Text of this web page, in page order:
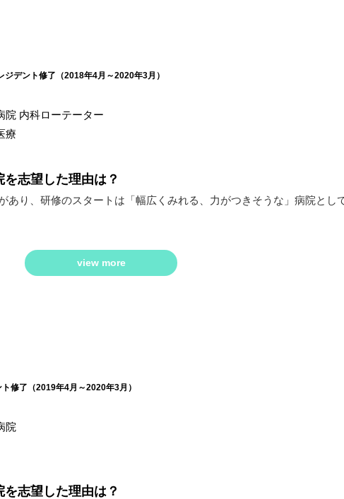
ジデント修了（2018年4月～2020年3月）
内科ローテーター
療
志望した理由は？
り、研修のスタートは「幅広くみれる、力がつきそうな」病院とし
view more
修了（2019年4月～2020年3月）
院
志望した理由は？